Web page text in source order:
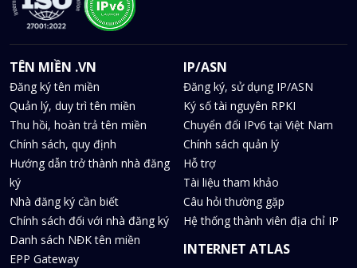
TÊN MIỀN .VN
Đăng ký tên miền
Quản lý, duy trì tên miền
Thu hồi, hoàn trả tên miền
Chính sách, quy định
Hướng dẫn trở thành nhà đăng
ký
Nhà đăng ký cần biết
Chính sách đối với nhà đăng ký
Danh sách NĐK tên miền
EPP Gateway
IP/ASN
Đăng ký, sử dụng IP/ASN
Ký số tài nguyên RPKI
Chuyển đổi IPv6 tại Việt Nam
Chính sách quản lý
Hỗ trợ
Tài liệu tham khảo
Câu hỏi thường gặp
Hệ thống thành viên địa chỉ IP
INTERNET ATLAS